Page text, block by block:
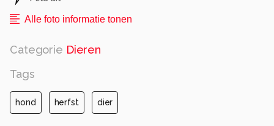
Alle foto informatie tonen
Categorie Dieren
Tags
hond herfst dier